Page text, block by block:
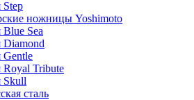
Step
ножницы Yoshimoto
Sea
Diamond
Gentle
Royal Tribute
Skull
сталь